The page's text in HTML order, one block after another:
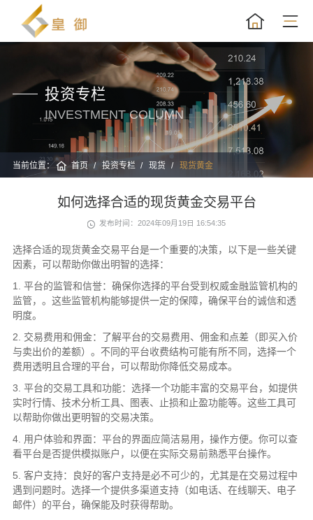
投资专栏
INVESTMENT COLUMN
当前位置： 首页 投资专栏 现货 现货黄金
如何选择合适的现货黄金交易平台
发布时间：2024年09月19日 16:54:35
选择合适的现货黄金交易平台是一个重要的决策，以下是一些关键
因素，可以帮助你做出明智的选择：
1. 平台的监管和信誉：确保你选择的平台受到权威金融监管机构的
监管，。这些监管机构能够提供一定的保障，确保平台的诚信和透
明度。
2. 交易费用和佣金：了解平台的交易费用、佣金和点差（即买入价
与卖出价的差额）。不同的平台收费结构可能有所不同，选择一个
费用透明且合理的平台，可以帮助你降低交易成本。
3. 平台的交易工具和功能：选择一个功能丰富的交易平台，如提供
实时行情、技术分析工具、图表、止损和止盈功能等。这些工具可
以帮助你做出更明智的交易决策。
4. 用户体验和界面：平台的界面应简洁易用，操作方便。你可以查
看平台是否提供模拟账户，以便在实际交易前熟悉平台操作。
5. 客户支持：良好的客户支持是必不可少的，尤其是在交易过程中
遇到问题时。选择一个提供多渠道支持（如电话、在线聊天、电子
邮件）的平台，确保能及时获得帮助。